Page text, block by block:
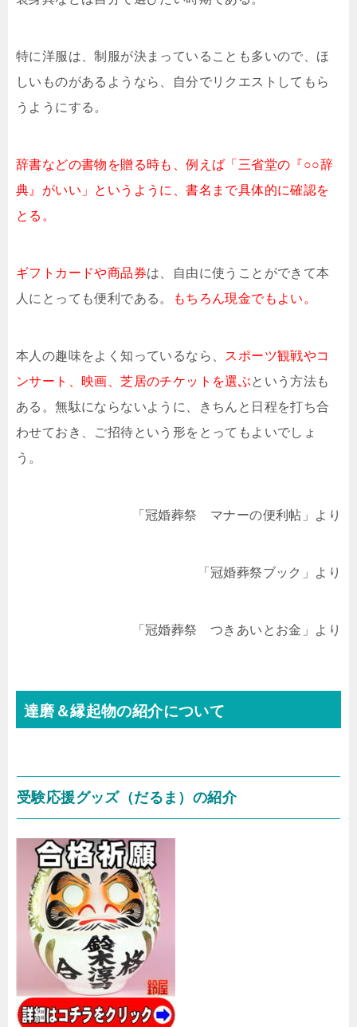
特に洋服は、制服が決まっていることも多いので、ほ
しいものがあるようなら、自分でリクエストしてもら
うようにする。
辞書などの書物を贈る時も、例えば「三省堂の『○○辞
典』がいい」というように、書名まで具体的に確認を
とる。
ギフトカードや商品券は、自由に使うことができて本
人にとっても便利である。
もちろん現金でもよい。
本人の趣味をよく知っているなら、 スポーツ観戦やコ
ンサート、映画、芝居のチケットを選ぶという方法も
ある。無駄にならないように、きちんと日程を打ち合
わせておき、ご招待という形をとってもよいでしょ
う。
「冠婚葬祭 マナーの便利帖」より
「冠婚葬祭ブック」より
「冠婚葬祭 つきあいとお金」より
達磨＆縁起物の紹介について
受験応援グッズ（だるま）の紹介